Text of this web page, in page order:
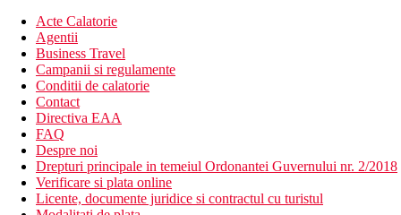
Acte Calatorie
Agentii
Business Travel
Campanii si regulamente
Conditii de calatorie
Contact
Directiva EAA
FAQ
Despre noi
Drepturi principale in temeiul Ordonantei Guvernului nr. 2/2018
Verificare si plata online
Licente, documente juridice si contractul cu turistul